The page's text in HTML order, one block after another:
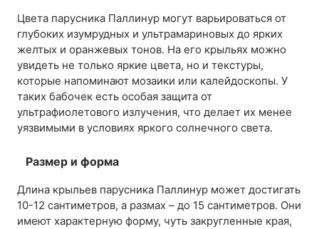
Цвета парусника Паллинур могут варьироваться от
глубоких изумрудных и ультрамариновых до ярких
желтых и оранжевых тонов. На его крыльях можно
увидеть не только яркие цвета, но и текстуры,
которые напоминают мозаики или калейдоскопы. У
таких бабочек есть особая защита от
ультрафиолетового излучения, что делает их менее
уязвимыми в условиях яркого солнечного света.
Размер и форма
Длина крыльев парусника Паллинур может достигать
10-12 сантиметров, а размах – до 15 сантиметров. Они
имеют характерную форму, чуть закругленные края,